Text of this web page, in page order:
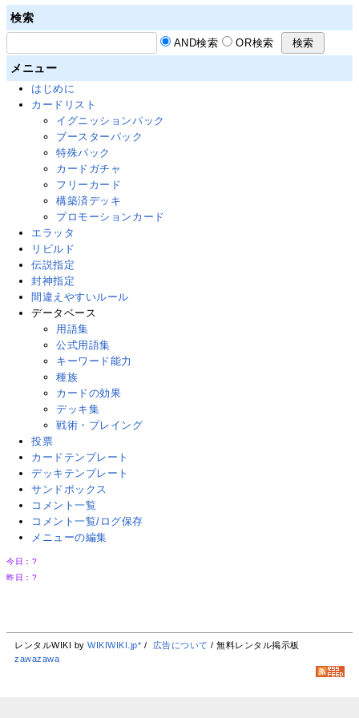
検索
AND検索 OR検索
メニュー
はじめに
カードリスト
イグニッションパック
ブースターパック
特殊パック
カードガチャ
フリーカード
構築済デッキ
プロモーションカード
エラッタ
リビルド
伝説指定
封神指定
間違えやすいルール
データベース
用語集
公式用語集
キーワード能力
種族
カードの効果
デッキ集
戦術・プレイング
投票
カードテンプレート
デッキテンプレート
サンドボックス
コメント一覧
コメント一覧/ログ保存
メニューの編集
今日： ?
昨日： ?
レンタルWIKI byWIKIWIKI.jp* / 広告について / 無料レンタル掲示板
zawazawa